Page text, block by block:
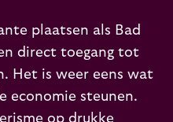
plaatsen als Bad
direct toegang tot
Het is weer eens wat
economie steunen.
op drukke